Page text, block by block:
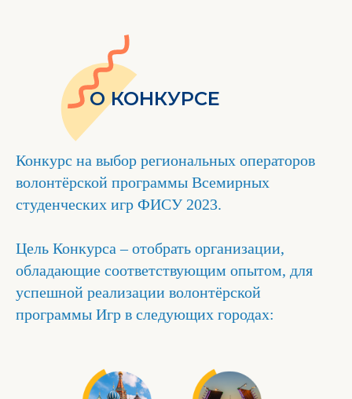
О КОНКУРСЕ
Конкурс на выбор региональных операторов
волонтёрской программы Всемирных
студенческих игр ФИСУ 2023.
Цель Конкурса – отобрать организации,
обладающие соответствующим опытом, для
успешной реализации волонтёрской
программы Игр в следующих городах: